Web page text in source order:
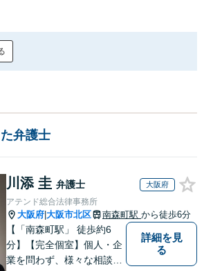
弁護士
川添 圭 弁護士 大阪府
アテンド総合法律事務所
大阪府 大阪市北区 南森町駅 から徒歩6分
【「南森町駅」 徒歩約6
分】【完全個室】個人・企
業を問わず、様々な相談を
詳細を見
る